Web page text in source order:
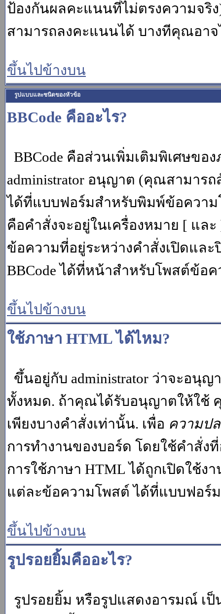
ป้องกันผลคะแนนที่ไม่ตรงความจ
สามารถลงคะแนนได้ บางทีคุณอา
ขึ้นไปข้างบน
รูปแบบและชนิดของหัวข้อ
BBCode คืออะไร?
BBCode คือส่วนเพิ่มเติมพิเศษขอ
administrator อนุญาต (คุณสามาร
ได้ที่แบบฟอร์มสำหรับพิมพ์ข้อความ
คือคำสั่งจะอยู่ในเครื่องหมาย [ แล
ข้อความที่อยู่ระหว่างคำสั่งเปิดแล
BBCode ได้ที่หน้าสำหรับโพสต์ข้อค
ขึ้นไปข้างบน
ใช้ภาษา HTML ได้ไหม?
ขึ้นอยู่กับ administrator ว่าจะอนุ
ทั้งหมด. ถ้าคุณได้รับอนุญาตให้ใช้
เพียงบางคำสั่งเท่านั้น. เพื่อ ความป
การทำงานของบอร์ด โดยใช้คำสั่ง
การใช้ภาษา HTML ได้ถูกเปิดใช้
แต่ละข้อความโพสต์ ได้ที่แบบฟอร์
ขึ้นไปข้างบน
รูปรอยยิ้มคืออะไร?
รูปรอยยิ้ม หรือรูปแสดงอารมณ์ เ